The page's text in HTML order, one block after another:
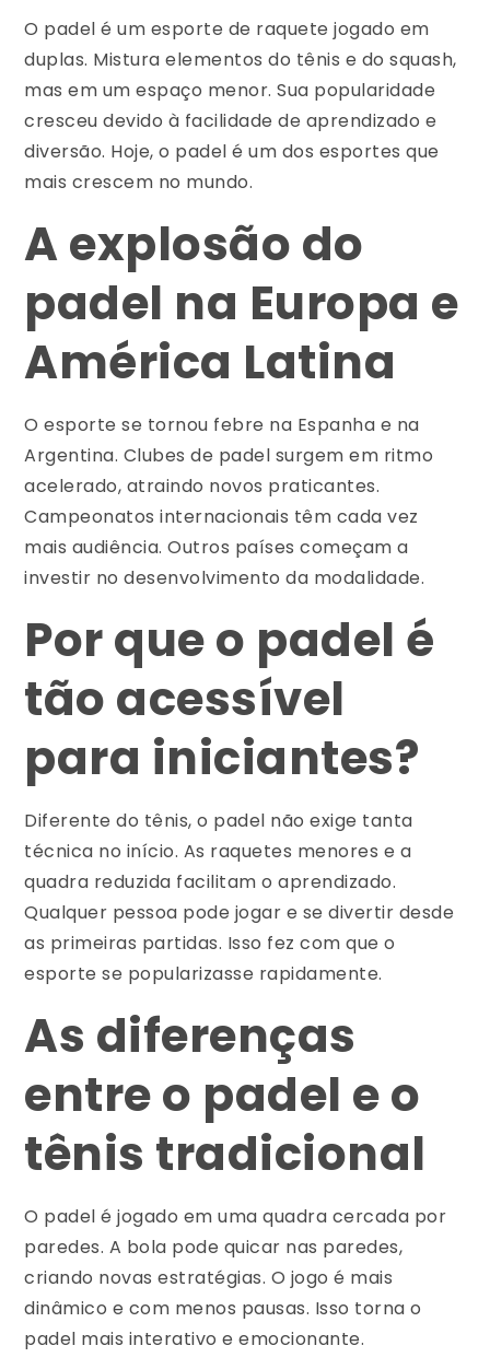
O padel é um esporte de raquete jogado em
duplas. Mistura elementos do tênis e do squash,
mas em um espaço menor. Sua popularidade
cresceu devido à facilidade de aprendizado e
diversão. Hoje, o padel é um dos esportes que
mais crescem no mundo.
A explosão do
padel na Europa e
América Latina
O esporte se tornou febre na Espanha e na
Argentina. Clubes de padel surgem em ritmo
acelerado, atraindo novos praticantes.
Campeonatos internacionais têm cada vez
mais audiência. Outros países começam a
investir no desenvolvimento da modalidade.
Por que o padel é
tão acessível
para iniciantes?
Diferente do tênis, o padel não exige tanta
técnica no início. As raquetes menores e a
quadra reduzida facilitam o aprendizado.
Qualquer pessoa pode jogar e se divertir desde
as primeiras partidas. Isso fez com que o
esporte se popularizasse rapidamente.
As diferenças
entre o padel e o
tênis tradicional
O padel é jogado em uma quadra cercada por
paredes. A bola pode quicar nas paredes,
criando novas estratégias. O jogo é mais
dinâmico e com menos pausas. Isso torna o
padel mais interativo e emocionante.